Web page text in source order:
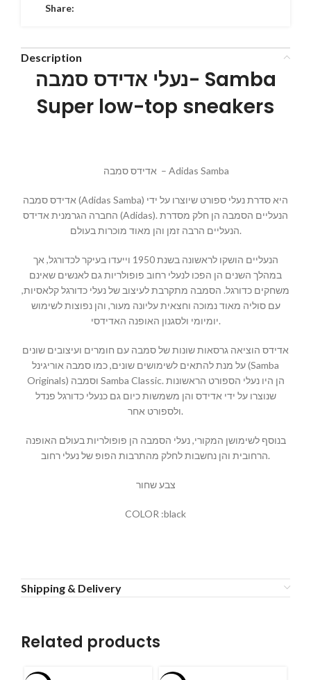
Share:
Description
נעלי אדידס סמבה- Samba
Super low-top sneakers
אדידס סמבה – Adidas Samba
אדידס סמבה (Adidas Samba) היא סדרת נעלי ספורט שיוצרו על ידי
החברה הגרמנית אדידס (Adidas). הנעליים הסמבה הן חלק מסדרת
הנעליים הרבה זמן והן מאוד מוכרות בעולם.
הנעליים הושקו לראשונה בשנת 1950 וייעדו בעיקר לכדורגל, אך
במהלך השנים הן הפכו לנעלי רחוב פופולריות גם לאנשים שאינם
משחקים כדורגל. הסמבה מתקרבת לעיצוב של נעלי כדורגל קלאסיות,
עם סוליה מאוד נמוכה וחצאית עליונה מעור, והן נפוצות לשימוש
יומיומי ולסגנון האופנה האדידסי.
אדידס הוציאה גרסאות שונות של סמבה עם חומרים ועיצובים שונים
על מנת להתאים לשימושים שונים, כמו סמבה אוריגינל (Samba
Originals) וסמבה Samba Classic. הן היו נעלי הספורט הראשונות
שנוצרו על ידי אדידס והן משמשות כיום גם כנעלי כדורגל פנדל
ולספורט אחר.
בנוסף לשימושן המקורי, נעלי הסמבה הן פופולריות בעולם האופנה
הרחובית והן נחשבות לחלק מהתרבות הפופ של נעלי רחוב.
צבע שחור
COLOR :black
Shipping & Delivery
Related products